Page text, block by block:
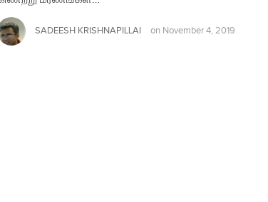
SADEESH KRISHNAPILLAI on November 4, 2019